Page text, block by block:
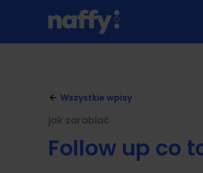
Wszystkie wpisy
jak zarabiać
Follow up co